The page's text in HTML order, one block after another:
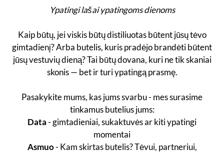
Ypatingi lašai ypatingoms dienoms
Kaip būtų, jei viskis būtų distiliuotas būtent jūsų tėvo
gimtadienį? Arba butelis, kuris pradėjo brandėti būtent
jūsų vestuvių dieną? Tai būtų dovana, kuri ne tik skaniai
skonis — bet ir turi ypatingą prasmę.
Pasakykite mums, kas jums svarbu - mes surasime
tinkamus butelius jums:
Data- gimtadieniai, sukaktuvės ar kiti ypatingi
momentai
Asmuo- Kam skirtas butelis? Tėvui, partneriui,